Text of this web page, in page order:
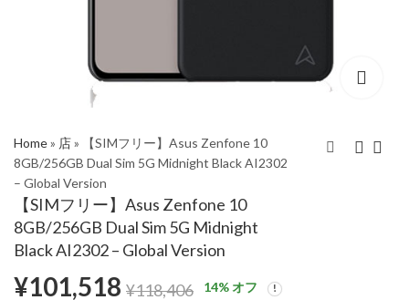
Home» 店»
【SIMフリー】Asus Zenfone 10
8GB/256GB Dual Sim 5G Midnight Black AI2302
– Global Version
【SIMフリー】Asus Zenfone 10
8GB/256GB Dual Sim 5G Midnight
Black AI2302 – Global Version
Zenfone 10
AI2302 – Global
– Global Version
¥101,518 ¥118,406 14% オフ